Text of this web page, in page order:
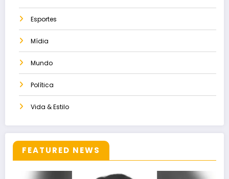
Esportes
Mídia
Mundo
Política
Vida & Estilo
FEATURED NEWS